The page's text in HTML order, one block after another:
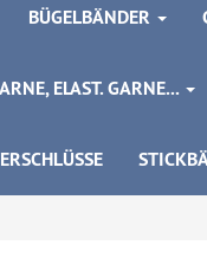
BÜGELBÄNDER
ELAST. GARNE...